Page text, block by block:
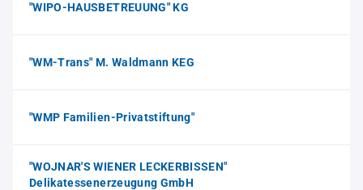
"WIPO-HAUSBETREUUNG" KG
"WM-Trans" M. Waldmann KEG
"WMP Familien-Privatstiftung"
"WOJNAR'S WIENER LECKERBISSEN"
Delikatessenerzeugung GmbH